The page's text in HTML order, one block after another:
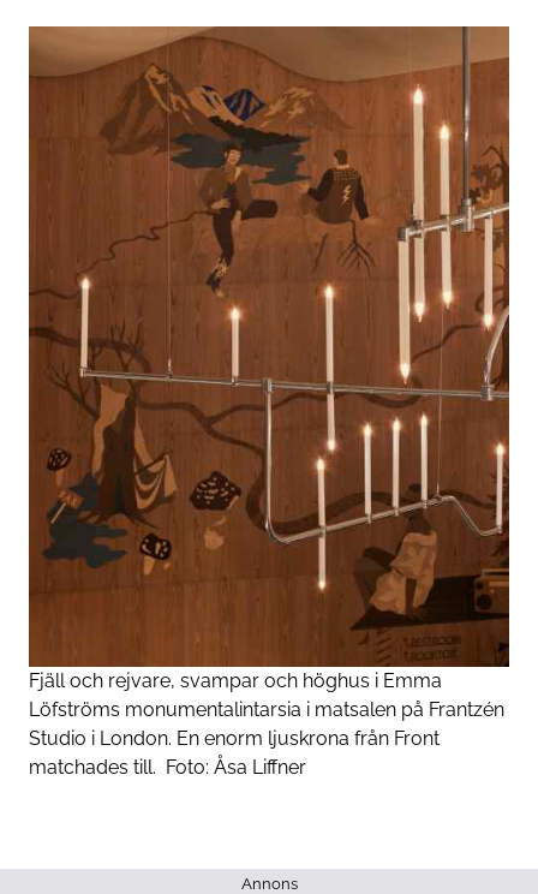
Fjäll och rejvare, svampar och höghus i Emma
Löfströms monumentalintarsia i matsalen på Frantzén
Studio i London. En enorm ljuskrona från Front
matchades till. Foto: Åsa Liffner
Annons